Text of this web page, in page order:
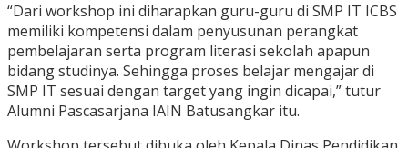
“Dari workshop ini diharapkan guru-guru di SMP IT ICBS
memiliki kompetensi dalam penyusunan perangkat
pembelajaran serta program literasi sekolah apapun
bidang studinya. Sehingga proses belajar mengajar di
SMP IT sesuai dengan target yang ingin dicapai,” tutur
Alumni Pascasarjana IAIN Batusangkar itu.